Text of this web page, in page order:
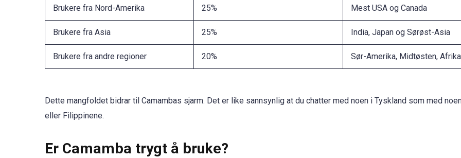
Brukere fra Nord-Amerika 25% Mest USA og Canada
Brukere fra Asia 25% India, Japan og Sørøst-Asia
Brukere fra andre regioner 20% Sør-Amerika, Midtøsten, Afrika
Dette mangfoldet bidrar til Camambas sjarm. Det er like sannsynlig at du chatter med noen i Tyskland som med
eller Filippinene.
Er Camamba trygt å bruke?